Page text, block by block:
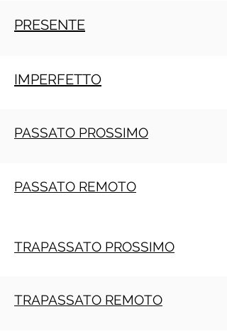
PRESENTE
IMPERFETTO
PASSATO PROSSIMO
PASSATO REMOTO
TRAPASSATO PROSSIMO
TRAPASSATO REMOTO